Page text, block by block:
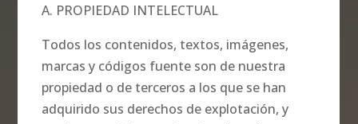
A. PROPIEDAD INTELECTUAL
Todos los contenidos, textos, imágenes,
marcas y códigos fuente son de nuestra
propiedad o de terceros a los que se han
adquirido sus derechos de explotación, y